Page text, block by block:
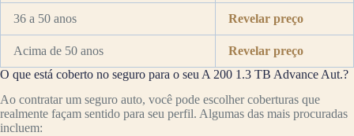
36 a 50 anos Revelar preço
Acima de 50 anos
Revelar preço
O que está coberto no seguro para o seu A 200 1.3 TB Advance Aut.?
Ao contratar um seguro auto, você pode escolher coberturas que
realmente façam sentido para seu perfil. Algumas das mais procuradas
incluem: